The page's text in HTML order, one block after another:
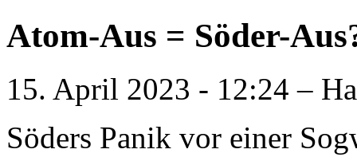
Atom-Aus = Söder-
15. April 2023 - 12:24 –
Söders Panik vor einer